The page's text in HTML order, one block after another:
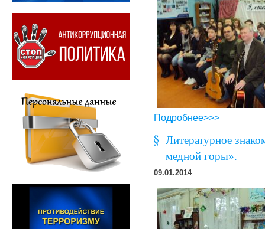
Подробнее>>>
Литературное
медной горы».
09.01.2014